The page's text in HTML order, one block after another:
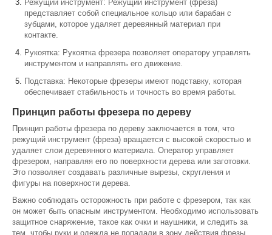
Режущий инструмент: Режущий инструмент (фреза)
представляет собой специальное кольцо или барабан с
зубцами, которое удаляет деревянный материал при
контакте.
Рукоятка: Рукоятка фрезера позволяет оператору управлять
инструментом и направлять его движение.
Подставка: Некоторые фрезеры имеют подставку, которая
обеспечивает стабильность и точность во время работы.
Принцип работы фрезера по дереву
Принцип работы фрезера по дереву заключается в том, что
режущий инструмент (фреза) вращается с высокой скоростью и
удаляет слои деревянного материала. Оператор управляет
фрезером, направляя его по поверхности дерева или заготовки.
Это позволяет создавать различные вырезы, скругления и
фигуры на поверхности дерева.
Важно соблюдать осторожность при работе с фрезером, так как
он может быть опасным инструментом. Необходимо использовать
защитное снаряжение, такое как очки и наушники, и следить за
тем, чтобы руки и одежда не попадали в зону действия фрезы.